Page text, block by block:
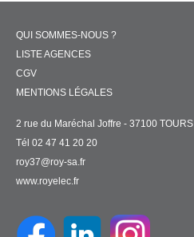
QUI SOMMES-NOUS ?
LISTE AGENCES
CGV
MENTIONS LÉGALES
2 rue du Maréchal Joffre - 37100 TOURS
Tél 02 47 41 20 20
roy37@roy-sa.fr
www.royelec.fr